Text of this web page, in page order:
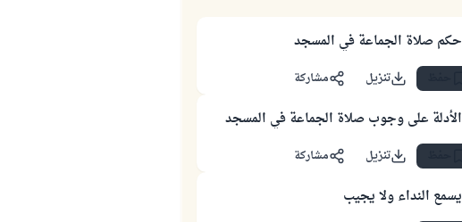
حكم صلاة الجماعة في المسجد
تنزيل مشاركة
الأدلة على وجوب صلاة الجماعة في المسجد
تنزيل مشاركة
يسمع النداء ولا يجيب